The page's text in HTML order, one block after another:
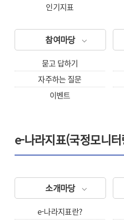
인기지표
참여마당
묻고 답하기
자주하는 질문
이벤트
e-나라지표(국정모니
소개마당
e-나라지표란?